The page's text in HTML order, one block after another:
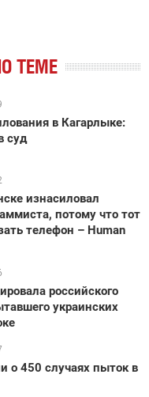
ТЕМЕ
в Кагарлыке:
суд
изнасиловал
потому что тот
телефон – Human
российского
украинских
о 450 случаях пыток в